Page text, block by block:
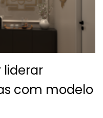
liderar
com modelo